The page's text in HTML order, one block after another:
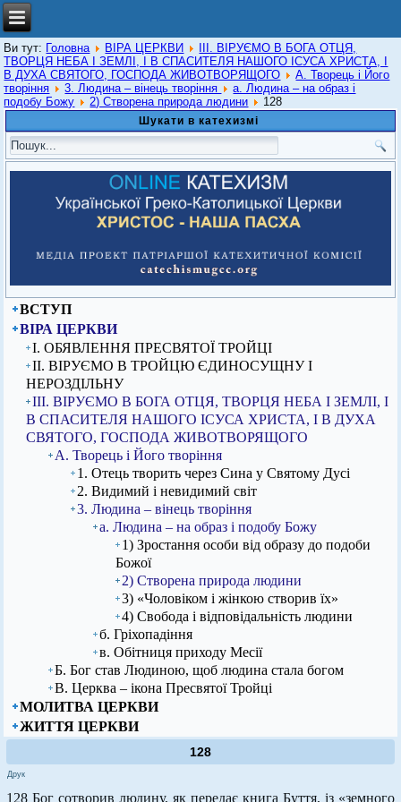
Ви тут: Головна ВІРА ЦЕРКВИ
ІІІ. ВІРУЄМО В БОГА ОТЦЯ,
ТВОРЦЯ НЕБА І ЗЕМЛІ, І В СПАСИТЕЛЯ НАШОГО ІСУСА ХРИСТА, І
В ДУХА СВЯТОГО, ГОСПОДА ЖИВОТВОРЯЩОГО
А. Творець і Його
творіння
3. Людина – вінець творіння
а. Людина – на образ і
подобу Божу
2) Створена природа людини 128
Шукати в катехизмі
ВСТУП
ВІРА ЦЕРКВИ
I. ОБЯВЛЕННЯ ПРЕСВЯТОЇ ТРОЙЦІ
ІІ. ВІРУЄМО В ТРОЙЦЮ ЄДИНОСУЩНУ І
НЕРОЗДІЛЬНУ
ІІІ. ВІРУЄМО В БОГА ОТЦЯ, ТВОРЦЯ НЕБА І ЗЕМЛІ, І
В СПАСИТЕЛЯ НАШОГО ІСУСА ХРИСТА, І В ДУХА
СВЯТОГО, ГОСПОДА ЖИВОТВОРЯЩОГО
А. Творець і Його творіння
1. Отець творить через Сина у Святому Дусі
2. Видимий і невидимий світ
3. Людина – вінець творіння
а. Людина – на образ і подобу Божу
1) Зростання особи від образу до подоби
Божої
2) Створена природа людини
3) «Чоловіком і жінкою створив їх»
4) Свобода і відповідальність людини
б. Гріхопадіння
в. Обітниця приходу Месії
Б. Бог став Людиною, щоб людина стала богом
В. Церква – ікона Пресвятої Тройці
МОЛИТВА ЦЕРКВИ
ЖИТТЯ ЦЕРКВИ
128
Друк
128 Бог сотворив людину, як передає книга Буття, із «земного